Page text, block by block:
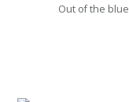
Out of the blue